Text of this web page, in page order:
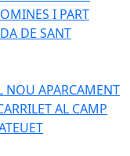
I PART
DE SANT
NOU APARCAMENT
AL CAMP